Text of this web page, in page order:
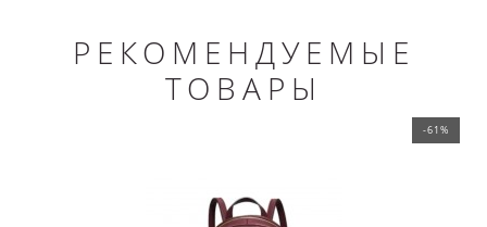
РЕКОМЕНДУЕМЫЕ
ТОВАРЫ
-61%